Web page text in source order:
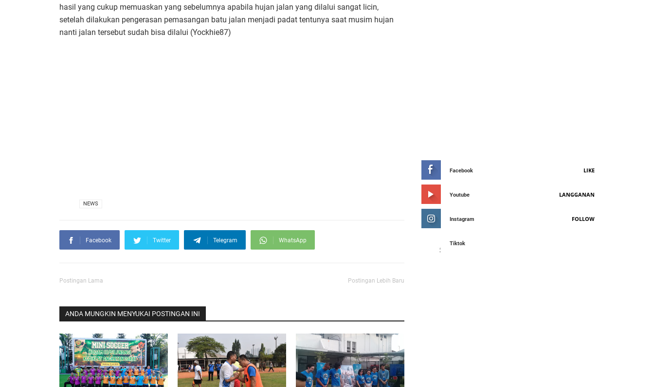
hasil yang cukup memuaskan yang sebelumnya apabila hujan jalan yang dilalui sangat licin,
setelah dilakukan pengerasan pemasangan batu jalan menjadi padat tentunya saat musim hujan
nanti jalan tersebut sudah bisa dilalui (Yockhie87)
NEWS
Facebook Twitter Telegram WhatsApp
Postingan Lama Postingan Lebih Baru
ANDA MUNGKIN MENYUKAI POSTINGAN INI
Facebook LIKE
Youtube LANGGANAN
Instagram FOLLOW
Tiktok